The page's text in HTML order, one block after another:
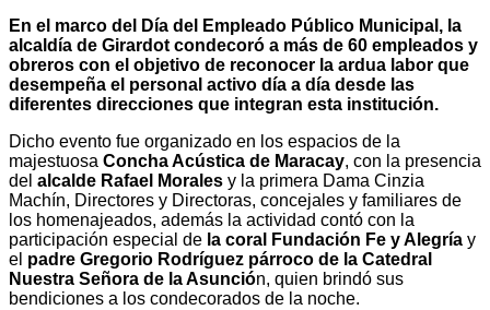
En el marco del Día del Empleado Público Municipal, la
alcaldía de Girardot condecoró a más de 60 empleados y
obreros con el objetivo de reconocer la ardua labor que
desempeña el personal activo día a día desde las
diferentes direcciones que integran esta institución.
Dicho evento fue organizado en los espacios de la
majestuosa Concha Acústica de Maracay, con la presencia
del alcalde Rafael Morales y la primera Dama Cinzia
Machín, Directores y Directoras, concejales y familiares de
los homenajeados, además la actividad contó con la
participación especial de la coral Fundación Fe y Alegría y
el padre Gregorio Rodríguez párroco de la Catedral
Nuestra Señora de la Asunción, quien brindó sus
bendiciones a los condecorados de la noche.